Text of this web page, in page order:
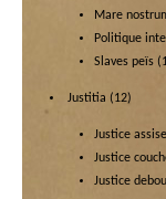
Mare
Politique
Slaves peïs
Justitia (12)
Justice assise
Justice
Justice